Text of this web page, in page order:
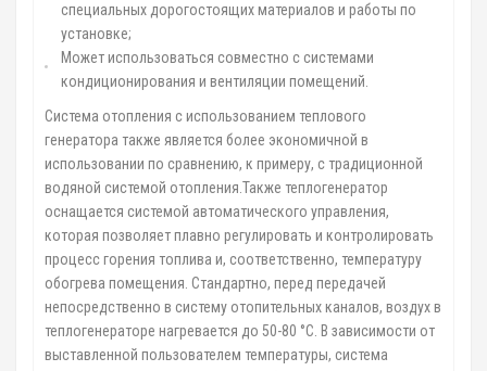
специальных дорогостоящих материалов и работы по
установке;
Может использоваться совместно с системами
кондиционирования и вентиляции помещений.
Система отопления с использованием теплового
генератора также является более экономичной в
использовании по сравнению, к примеру, с традиционной
водяной системой отопления.Также теплогенератор
оснащается системой автоматического управления,
которая позволяет плавно регулировать и контролировать
процесс горения топлива и, соответственно, температуру
обогрева помещения. Стандартно, перед передачей
непосредственно в систему отопительных каналов, воздух в
теплогенераторе нагревается до 50-80 °С. В зависимости от
выставленной пользователем температуры, система